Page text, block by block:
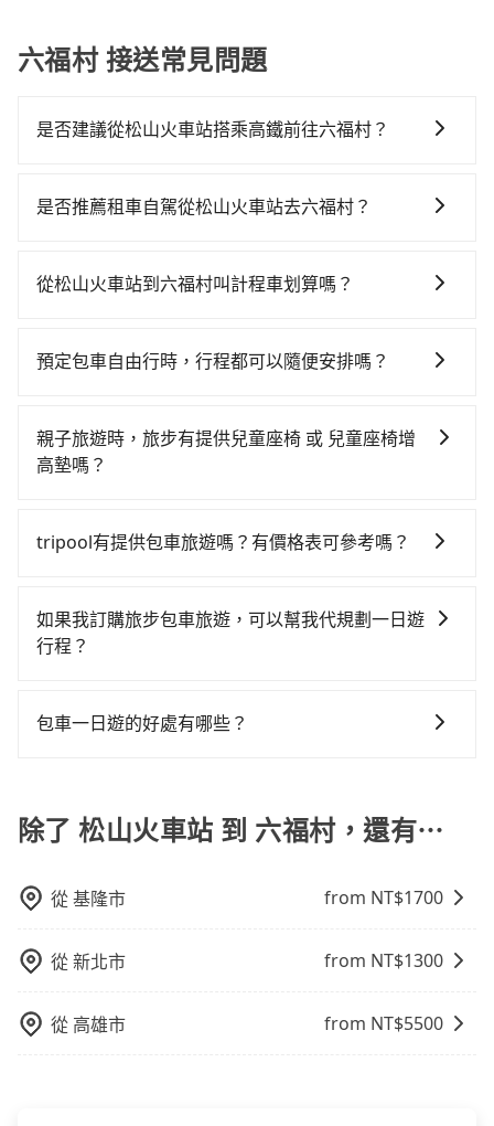
六福村 接送常見問題
是否建議從松山火車站搭乘高鐵前往六福村？
時、轉車麻煩！從最早06:26一直到23:00，台北-新竹一
300元、車程約17分鐘。抵達高鐵站後，步行進站、現
票價290元，再用5分鐘出站、等待車站前排班的計程
54分鐘，假設2位同行，高鐵加轉乘之平均每人花費為
840元。但如果全程使用tripool並到府專車接送，則每
額外浪費57分鐘在轉乘與等車上，現在還不馬上來預約
是否推薦租車自駕從松山火車站去六福村？
時不需要閉目養神（因為要自己開車），最重要的是你
$115~205承租小轎車，每公里再額外加收$3.2，從松山
回），雖已將eTag和可能的每小時40元路邊停車費用預
估進去，但額外的汽車保險與可能的罰單都需自付。再
數超過四位，更是沒有較大的七人座或九人座可供選
修理，每一次租車都好像在開樂透一樣。另外，偶爾也
會遇到明明已經預約了時間但上一位用戶卻遲遲尚未歸
雖然路邊隨租隨還看似方便，但實際使用時還是有其區
從松山火車站到六福村叫計程車划算嗎？
灣大車隊、Uber、Line Taxi、Yoxi等，如果在路邊攔不
里程跳錶計算，價格約為1,740~2,100元間，但如改預約
tripool可省高達$600。但如果要考慮到回程，新竹縣僅
上，無論在價格或服務品質上，tripool都是你從松山火
預定包車自由行時，行程都可以隨便安排嗎？
沒有到達海拔1500公里以上的山區，行程都是可以依照
您的需求安排的。
親子旅遊時，旅步有提供兒童座椅 或 兒童座椅增
高墊嗎？
童座椅。每趟每個租金 NT$300。您可以在預定服務時
tripool有提供包車旅遊嗎？有價格表可參考嗎？
遊，從單純的單趟接送到算時間的計時包車都有，可彈
性選擇2~12小時的服務，滿足家族出遊、朋友聚會、婚
能跟其他車隊相差無幾，但是如果只需要短時數或者單
如果我訂購旅步包車旅遊，可以幫我代規劃一日遊
行程？
時還沒有規劃行程的服務。
包車一日遊的好處有哪些？
體驗當地文化和風土人情，此外，包車還可以省去您自
己開車也無需擔心路線和交通的問題，更可以在舒適的
自在。
除了 松山火車站 到 六福村，還有⋯
從基隆市 from NT$1700
從新北市 from NT$1300
從 高雄市 from NT$5500